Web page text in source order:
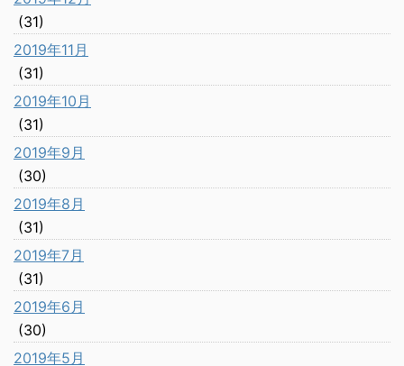
(31)
2019年11月
(31)
2019年10月
(31)
2019年9月
(30)
2019年8月
(31)
2019年7月
(31)
2019年6月
(30)
2019年5月